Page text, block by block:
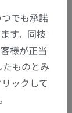
でも承諾
す。同技
様が正当
ものとみ
ックして